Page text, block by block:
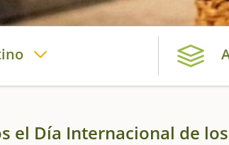
el Día Internacional de